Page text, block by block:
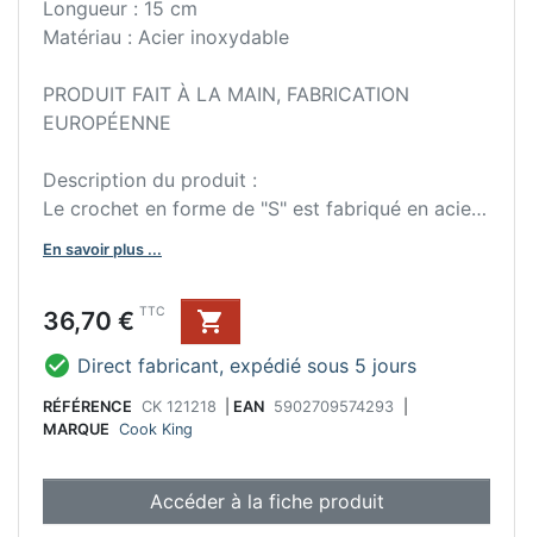
Longueur : 15 cm
Matériau : Acier inoxydable
PRODUIT FAIT À LA MAIN, FABRICATION
EUROPÉENNE
Description du produit :
Le crochet en forme de "S" est fabriqué en acier
inoxydable de haute qualité, ce qui garantit sa
durabilité et sa résistance à la corrosion. Ce
crochet est conçu pour suspendre divers articles,
tels que des légumes et des viandes, permettant
de les faire frire au-dessus d'une flamme vive.
Cela est particulièrement utile pour le barbecue
en plein air, où le crochet peut être utilisé pour
suspendre des articles au-dessus d'un foyer. La
également un nettoyage et une maintenance
faciles, ce qui est important pour une utilisation
En savoir plus ...
Prix
36,70 € TTC

 Direct fabricant, expédié sous 5 jours
RÉFÉRENCE CK 121218 EAN 5902709574293
MARQUE Cook King
Accéder à la fiche produit